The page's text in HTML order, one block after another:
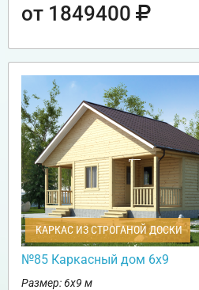
от 1849400
КАРКАС ИЗ СТРОГАНОЙ ДОСКИ
№85 Каркасный дом 6х9
Размер: 6х9 м